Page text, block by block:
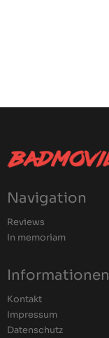
Navigation
Reviews
In memoriam
Informationen
Kontakt
Impressum
Datenschutz